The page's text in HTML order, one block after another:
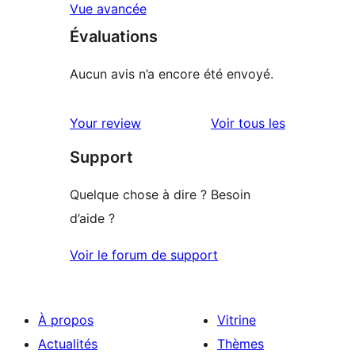
Vue avancée
Évaluations
Aucun avis n’a encore été envoyé.
Your review Voir tous lesavis
Support
Quelque chose à dire ? Besoin
d’aide ?
Voir le forum de support
À propos
Actualités
Vitrine
Thèmes